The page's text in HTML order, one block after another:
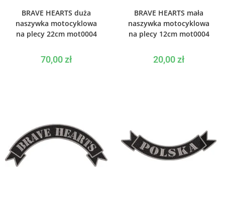
BRAVE HEARTS duża
naszywka motocyklowa
na plecy 22cm mot0004
70,00zł
BRAVE HEARTS mała
naszywka motocyklowa
na plecy 12cm mot0004
20,00zł